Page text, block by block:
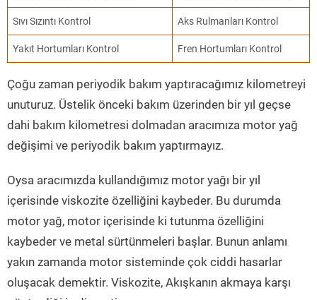
Sıvı Sızıntı Kontrol Aks Rulmanları Kontrol
Yakıt Hortumları Kontrol Fren Hortumları Kontrol
Çoğu zaman periyodik bakım yaptıracağımız kilometreyi
unuturuz. Üstelik önceki bakım üzerinden bir yıl geçse
dahi bakım kilometresi dolmadan aracımıza motor yağ
değişimi ve periyodik bakım yaptırmayız.
Oysa aracımızda kullandığımız motor yağı bir yıl
içerisinde viskozite özelliğini kaybeder. Bu durumda
motor yağ, motor içerisinde ki tutunma özelliğini
kaybeder ve metal sürtünmeleri başlar. Bunun anlamı
yakın zamanda motor sisteminde çok ciddi hasarlar
oluşacak demektir. Viskozite, Akışkanın akmaya karşı